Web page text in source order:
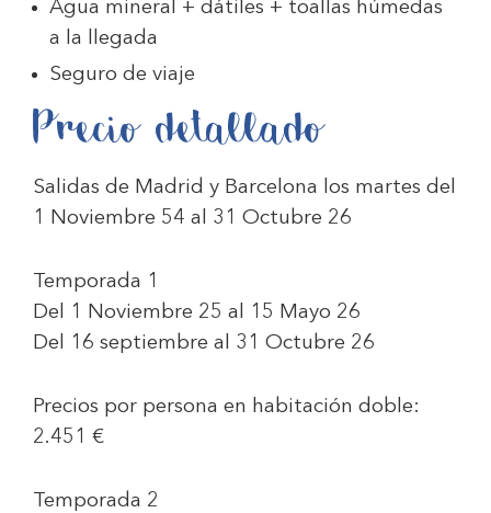
Agua mineral + dátiles + toallas húmedas
a la llegada
Seguro de viaje
Precio detallado
Salidas de Madrid y Barcelona los martes del
1 Noviembre 54 al 31 Octubre 26
Temporada 1
Del 1 Noviembre 25 al 15 Mayo 26
Del 16 septiembre al 31 Octubre 26
Precios por persona en habitación doble:
2.451 €
Temporada 2